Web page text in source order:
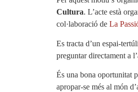
Cultura. L’acte està
col·laboració de La
Es tracta d’un espai-
preguntar directament a
És una bona oportunitat
apropar-se més al món